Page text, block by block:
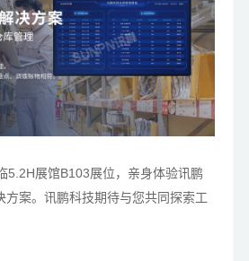
5.2H展馆B103展位，亲身体验讯鹏
方案。讯鹏科技期待与您共同探索工